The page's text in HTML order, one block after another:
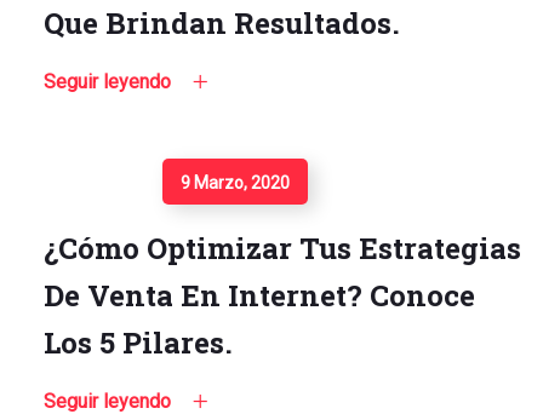
Que Brindan Resultados.
Seguir leyendo
9 Marzo, 2020
¿Cómo Optimizar Tus Estrategias
De Venta En Internet? Conoce
Los 5 Pilares.
Seguir leyendo